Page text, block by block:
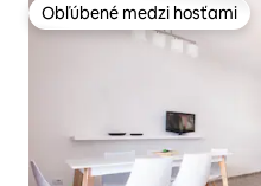
Obľúbené medzi hosťami
Obľúbené medzi hosťami